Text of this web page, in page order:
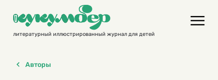
contentлитературный иллюстрированный журнал для детей
Авторы